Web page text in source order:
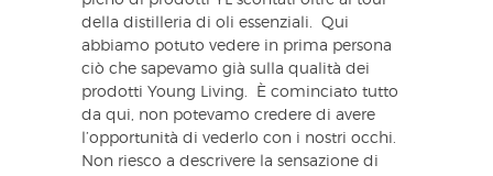
della distilleria di oli essenziali. Qui
abbiamo potuto vedere in prima persona
ciò che sapevamo già sulla qualità dei
prodotti Young Living. È cominciato tutto
da qui, non potevamo credere di avere
l’opportunità di vederlo con i nostri occhi.
Non riesco a descrivere la sensazione di